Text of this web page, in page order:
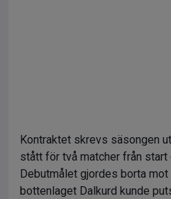
Kontraktet skrevs säsongen
stått för två matcher från start
Debutmålet gjordes borta
bottenlaget Dalkurd kunde